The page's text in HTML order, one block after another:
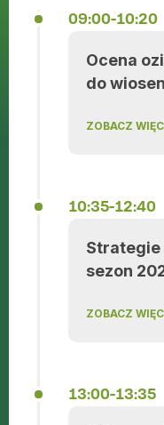
09:00-10:20
Ocena
do
ZOBACZ
10:35-12:40
Strategie
sezon
ZOBACZ
13:00-13:35